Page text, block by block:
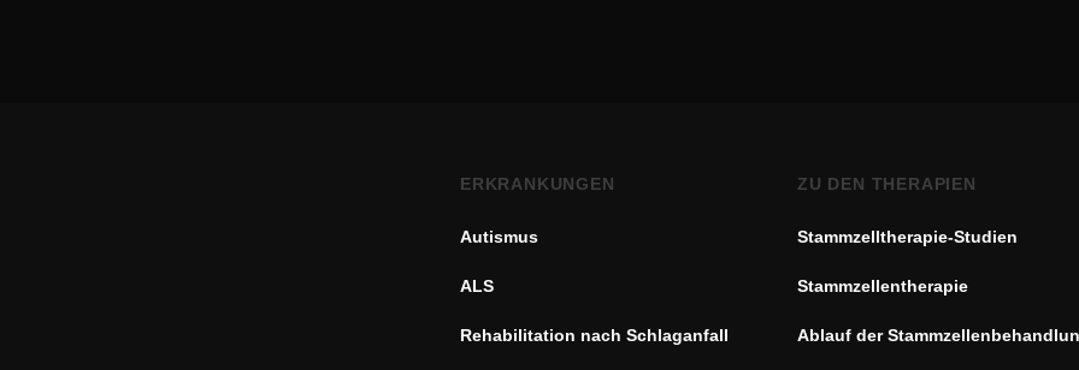
ERKRANKUNGEN
Autismus
ALS
Rehabilitation nach Schlaganfall
ZU DEN THERAPIEN
Stammzelltherapie-Studien
Stammzellentherapie
Ablauf der